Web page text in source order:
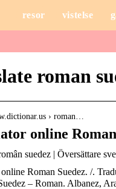
resor vistelse
roman
› roman…
online
suedez | Översättare
Roman Suedez. /.
– Roman. Albanez,